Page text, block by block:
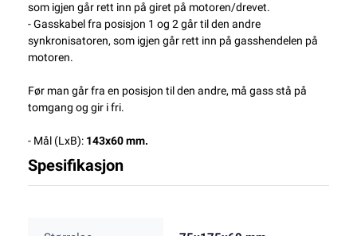
som igjen går rett inn på giret på motoren/drevet.
- Gasskabel fra posisjon 1 og 2 går til den andre
synkronisatoren, som igjen går rett inn på gasshendelen på
motoren.
Før man går fra en posisjon til den andre, må gass stå på
tomgang og gir i fri.
- Mål (LxB): 143x60 mm.
Spesifikasjon